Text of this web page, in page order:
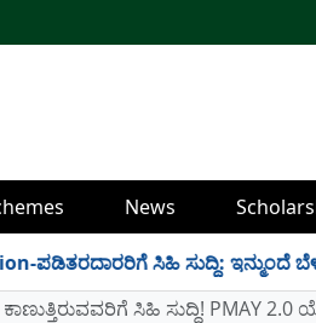
News
ಸಿಹಿ ಸುದ್ದಿ: ಇನ್ಮುಂದೆ ಬೆಳಿಗ್ಗೆ
ಸಿಹಿ ಸುದ್ದಿ! PMAY